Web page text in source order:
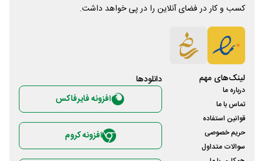
کسب و کار در فضای آنلاین را در پی خواهد داشت.
لینک‌های مهم
درباره ما
تماس با ما
قوانین استفاده
حریم خصوصی
سوالات متداول
دانلود‌ها
افزونه فایرفاکس
افزونه کروم